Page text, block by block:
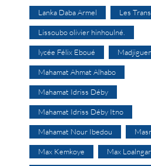
Lanka Daba Armel Les
Lissoubo olivier hinhoulné.
lycée Félix Eboué
Mahamat Ahmat Alhabo
Mahamat Idriss Déby
Mahamat Idriss Déby Itno
Mahamat Nour Ibedou
Max Kemkoye Max Loalngar